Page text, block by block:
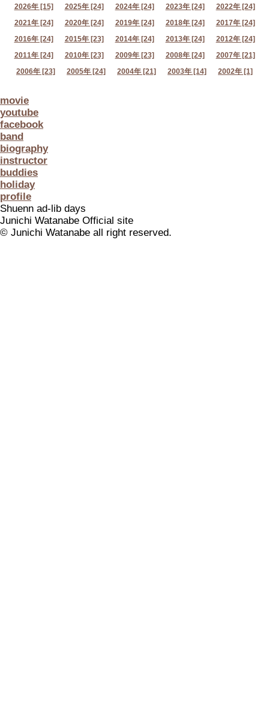
2026年 [15] 2025年 [24] 2024年 [24] 2023年 [24]
2022年 [24]
2021年 [24]
2020年 [24] 2019年 [24] 2018年 [24]
2017年 [24]
2016年 [24]
2015年 [23] 2014年 [24] 2013年 [24]
2012年 [24]
2011年 [24]
2010年 [23] 2009年 [23] 2008年 [24]
2007年 [21]
2006年 [23]
2005年 [24] 2004年 [21] 2003年 [14] 2002年 [1]
movie
youtube
facebook
band
biography
instructor
buddies
holiday
profile
Shuenn ad-lib days
Junichi Watanabe Official site
© Junichi Watanabe all right reserved.